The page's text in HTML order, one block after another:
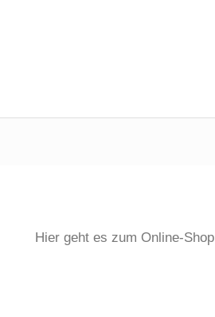
Hier geht es zum Online-Shop